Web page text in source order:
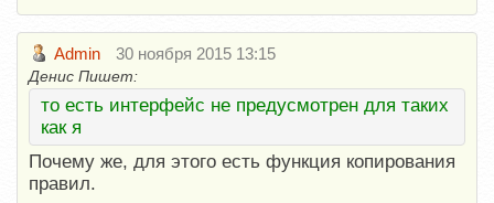
Admin 30 ноября 2015 13:15
Денис Пишет:
то есть интерфейс не предусмотрен для таких
как я
Почему же, для этого есть функция копирования
правил.